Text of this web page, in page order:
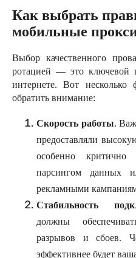
Как выбрать
мобильные
Выбор качественного
ротацией — это ключевой
интернете. Вот несколько
обратить внимание:
Скорость работы.
предоставляли
особенно
парсингом данных
рекламными
Стабильность
должны
разрывов и сбоев.
эффективнее будет